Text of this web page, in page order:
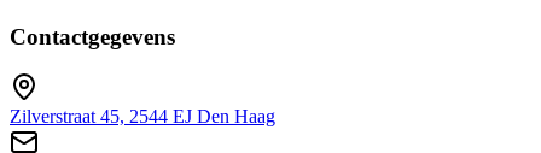
Contactgegevens
Zilverstraat 45, 2544 EJ Den Haag